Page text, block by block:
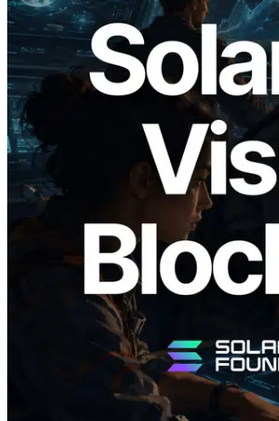
2026.05.24
Validators Solutions 釋出
Analyzer — 以 slot 為單位
成時間與負責驗證者